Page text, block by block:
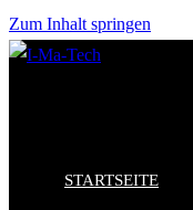
Zum Inhalt springen
STARTSEITE